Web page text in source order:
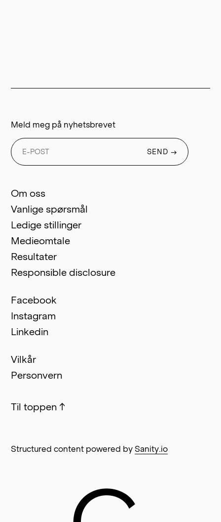
Om oss
Vanlige spørsmål
Ledige stillinger
Medieomtale
Resultater
Responsible disclosure
Facebook
Instagram
Linkedin
Vilkår
Personvern
Til toppen ↑
Meld meg på nyhetsbrevet
SEND →
Structured content powered by Sanity.io